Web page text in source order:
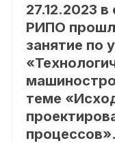
27.12.2023
РИПО
занятие по
теме
процессов».